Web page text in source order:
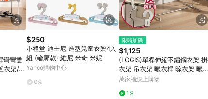
彎彎雙
衣架/收
$250
小禮堂 迪士尼 造型兒童衣架4入
組 (輪廓款) 維尼 米奇 米妮
Yahoo購物中心
0%
限時加碼
$1,125
(LOGIS)單桿伸縮不鏽鋼衣架 掛
衣架 吊衣架 曬衣桿 晾衣架 曬衣
架 【HH-1】
萬家福線上購物
1%